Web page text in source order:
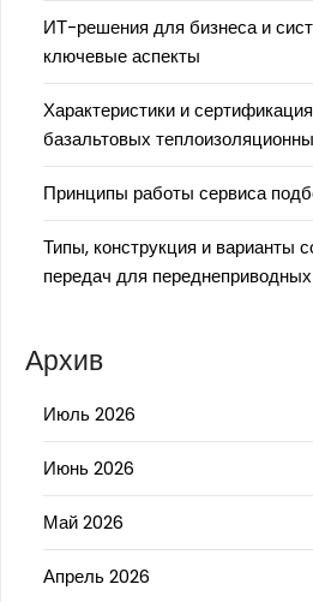
ИТ-решения для бизнеса и
ключевые аспекты
Характеристики и
базальтовых
Принципы работы сервиса
Типы, конструкция и варианты
передач для
Архив
Июль 2026
Июнь 2026
Май 2026
Апрель 2026